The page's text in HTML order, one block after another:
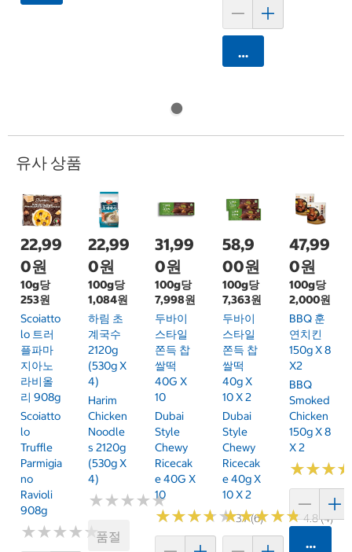
카트에 담기
유사 상품
22,99
0원
10g당
253원
Scoiatto
Lo 트러
플파마
지아노
라비올
리 908g
Scoiatto
Lo
Truffle
Parmigia
No
Ravioli
908g
★★★★★
★★★★★
22,99
0원
100g당
1,084원
하림 초
계국수
2120g
(530g X
4)
Harim
Chicken
Noodle
S 2120g
(530g X
4)
★★★★★
★★★★★
품절
31,99
0원
100g당
7,998원
두바이
스타일
쫀득 찹
쌀떡
40G X
10
Dubai
Style
Chewy
Ricecak
E 40G X
10
★★★★★
★★★★★3.7 (6)
58,9
00원
100g당
7,363원
두바이
스타일
쫀득 찹
쌀떡
40g X
10 X 2
Dubai
Style
Chewy
Ricecak
E 40g X
10 X 2
★★★★★
★★★★★4.8 (4)
47,99
0원
100g당
2,000원
BBQ 훈
연치킨
150g X 8
X2
BBQ
Smoked
Chicken
150g X 8
X 2
★★★
★★★
카트에